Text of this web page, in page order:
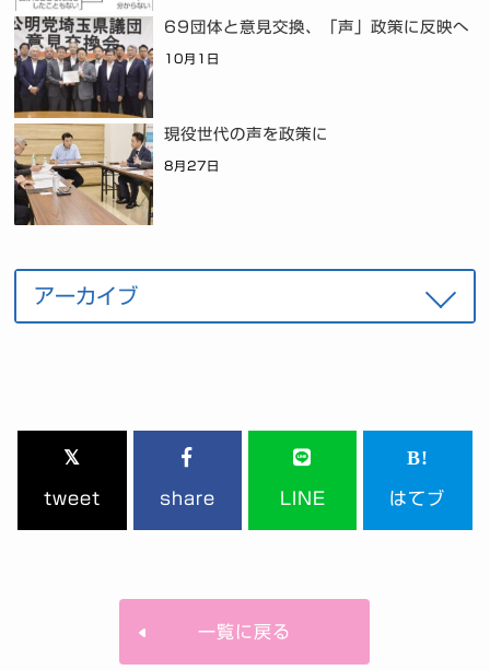
69団体と意見交換、「声」政策に反映へ
10月1日
現役世代の声を政策に
8月27日
tweet share LINE はてブ
一覧に戻る